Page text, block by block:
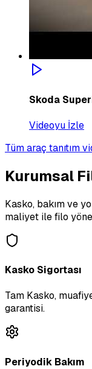
Skoda
Videoyu İzle
Tüm araç tanıtım
Kurumsal
Kasko, bakım ve
maliyet ile filo
Kasko Sigortası
Tam Kasko,
garantisi.
Periyodik Bakım